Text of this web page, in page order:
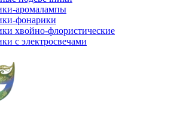
аромалампы
фонарики
хвойно-флористические
с электросвечами